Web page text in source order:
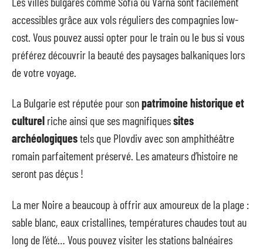
accessibles grâce aux vols réguliers des compagnies low-
cost. Vous pouvez aussi opter pour le train ou le bus si vous
préférez découvrir la beauté des paysages balkaniques lors
de votre voyage.
La Bulgarie est réputée pour sonpatrimoine historique et
culturel riche ainsi que ses magnifiquessites
archéologiquestels que Plovdiv avec son amphithéâtre
romain parfaitement préservé. Les amateurs d’histoire ne
seront pas déçus !
La mer Noire a beaucoup à offrir aux amoureux de la plage :
sable blanc, eaux cristallines, températures chaudes tout au
long de l’été… Vous pouvez visiter les stations balnéaires